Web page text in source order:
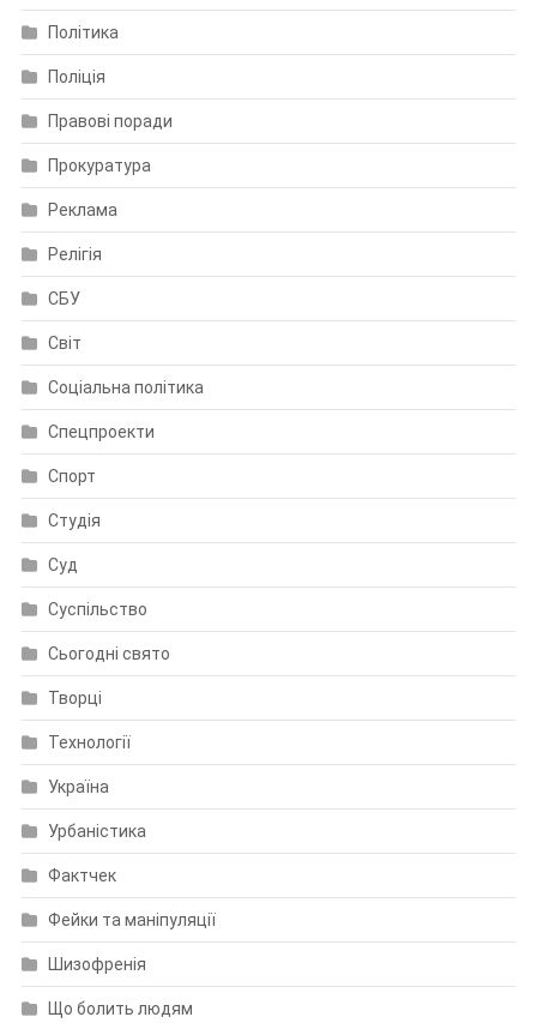
Політика
Поліція
Правові поради
Прокуратура
Реклама
Релігія
СБУ
Світ
Соціальна політика
Спецпроекти
Спорт
Студія
Суд
Суспільство
Сьогодні свято
Творці
Технології
Україна
Урбаністика
Фактчек
Фейки та маніпуляції
Шизофренія
Що болить людям